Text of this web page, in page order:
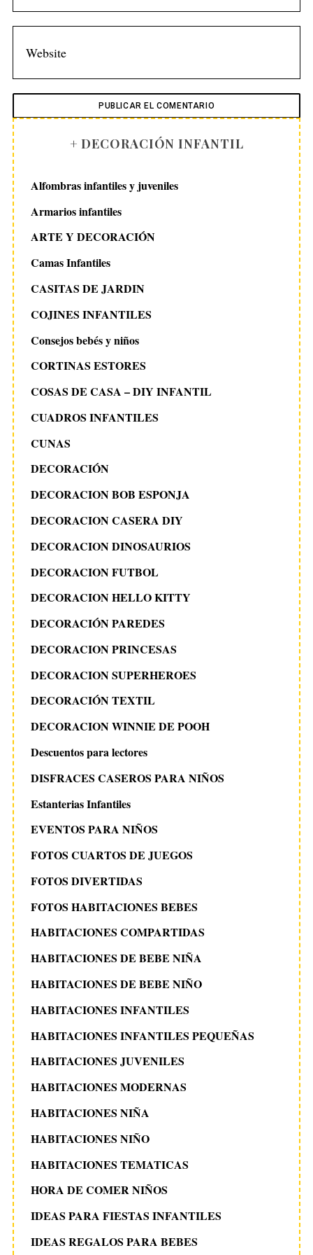
+ DECORACIÓN INFANTIL
Alfombras infantiles y juveniles
Armarios infantiles
ARTE Y DECORACIÓN
Camas Infantiles
CASITAS DE JARDIN
COJINES INFANTILES
Consejos bebés y niños
CORTINAS ESTORES
COSAS DE CASA – DIY INFANTIL
CUADROS INFANTILES
CUNAS
DECORACIÓN
DECORACION BOB ESPONJA
DECORACION CASERA DIY
DECORACION DINOSAURIOS
DECORACION FUTBOL
DECORACION HELLO KITTY
DECORACIÓN PAREDES
DECORACION PRINCESAS
DECORACION SUPERHEROES
DECORACIÓN TEXTIL
DECORACION WINNIE DE POOH
Descuentos para lectores
DISFRACES CASEROS PARA NIÑOS
Estanterias Infantiles
EVENTOS PARA NIÑOS
FOTOS CUARTOS DE JUEGOS
FOTOS DIVERTIDAS
FOTOS HABITACIONES BEBES
HABITACIONES COMPARTIDAS
HABITACIONES DE BEBE NIÑA
HABITACIONES DE BEBE NIÑO
HABITACIONES INFANTILES
HABITACIONES INFANTILES PEQUEÑAS
HABITACIONES JUVENILES
HABITACIONES MODERNAS
HABITACIONES NIÑA
HABITACIONES NIÑO
HABITACIONES TEMATICAS
HORA DE COMER NIÑOS
IDEAS PARA FIESTAS INFANTILES
IDEAS REGALOS PARA BEBES